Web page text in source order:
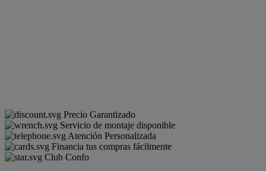
Precio Garantizado
Servicio de montaje disponible
Atención Personalizada
Financia tus compras fácilmente
Club Confo